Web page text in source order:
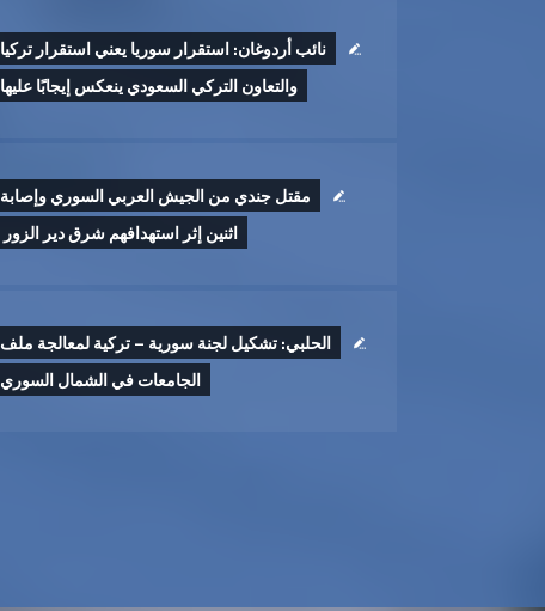
نائب أردوغان: استقرار سوريا يعني استقرار تركيا
والتعاون التركي السعودي ينعكس إيجابًا عليها
مقتل جندي من الجيش العربي السوري وإصابة
اثنين إثر ‏استهدافهم شرق دير الزور ‏
الحلبي: تشكيل لجنة سورية – تركية لمعالجة ملف
الجامعات في الشمال السوري